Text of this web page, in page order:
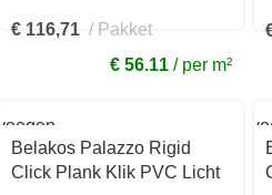
€ 116,71
Pakket
€ 56.11
per m²
Belakos Palazzo Rigid
Click Plank Klik PVC Licht